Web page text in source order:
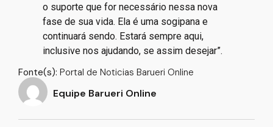
o suporte que for necessário nessa nova
fase de sua vida. Ela é uma sogipana e
continuará sendo. Estará sempre aqui,
inclusive nos ajudando, se assim desejar”.
Fonte(s): Portal de Noticias Barueri Online
Equipe Barueri Online